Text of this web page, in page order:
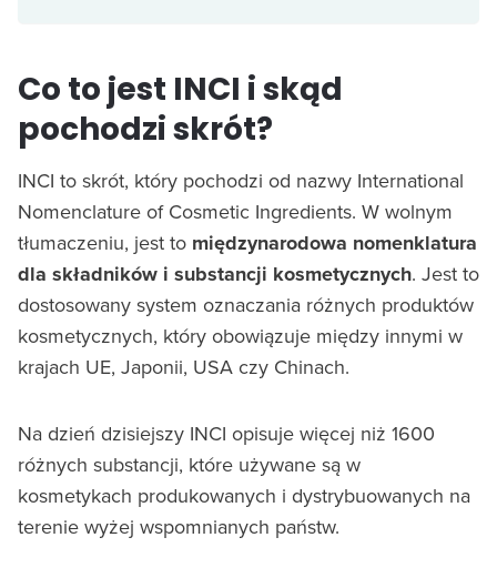
Co to jest INCI i skąd
pochodzi skrót?
INCI to skrót, który pochodzi od nazwy International
Nomenclature of Cosmetic Ingredients. W wolnym
tłumaczeniu, jest to międzynarodowa nomenklatura
dla składników i substancji kosmetycznych. Jest to
dostosowany system oznaczania różnych produktów
kosmetycznych, który obowiązuje między innymi w
krajach UE, Japonii, USA czy Chinach.
Na dzień dzisiejszy INCI opisuje więcej niż 1600
różnych substancji, które używane są w
kosmetykach produkowanych i dystrybuowanych na
terenie wyżej wspomnianych państw.